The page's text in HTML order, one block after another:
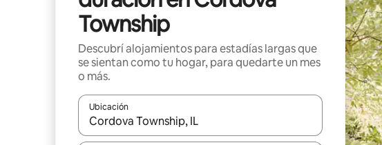
Township
Descubrí alojamientos para estadías largas que
se sientan como tu hogar, para quedarte un mes
o más.
Ubicación
Cuando los resultados estén disponibles, navegá con las teclas